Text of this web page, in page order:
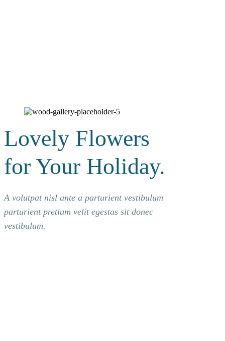
Lovely Flowers
for Your Holiday.
A volutpat nisl ante a parturient vestibulum
parturient pretium velit egestas sit donec
vestibulum.